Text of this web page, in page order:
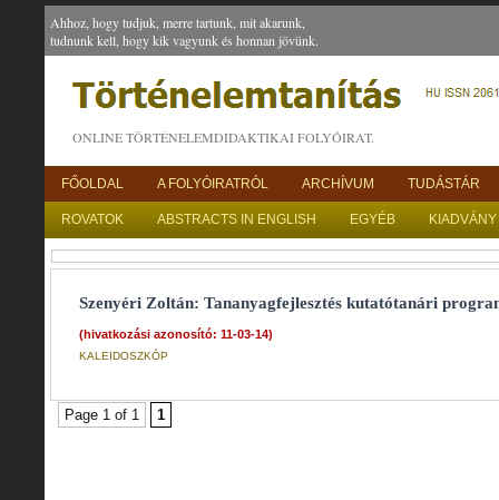
Ahhoz, hogy tudjuk, merre tartunk, mit akarunk,
tudnunk kell, hogy kik vagyunk és honnan jövünk.
ONLINE TÖRTÉNELEMDIDAKTIKAI FOLYÓIRAT.
FŐOLDAL A FOLYÓIRATRÓL ARCHÍVUM TUDÁSTÁR
ROVATOK ABSTRACTS IN ENGLISH EGYÉB
Szenyéri Zoltán: Tananyagfejlesztés kutatótanári
(hivatkozási azonosító: 11-03-14)
KALEIDOSZKÓP
Page 1 of 1 1